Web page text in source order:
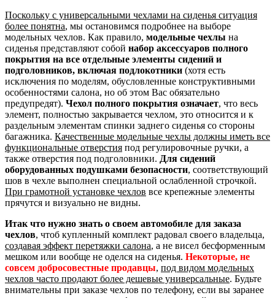
Поскольку с универсальными чехлами на сиденья ситуация
более понятна, мы остановимся подробнее на выборе
модельных чехлов. Как правило, модельные чехлы на
сиденья представляют собой набор аксессуаров полного
покрытия на все отдельные элементы сидений и
подголовников, включая подлокотники (хотя есть
исключения по моделям, обусловленные конструктивными
особенностями салона, но об этом Вас обязательно
предупредят). Чехол полного покрытия означает, что весь
элемент, полностью закрывается чехлом, это относится и к
раздельным элементам спинки заднего сиденья со стороны
багажника. Качественные модельные чехлы должны иметь все
функциональные отверстия под регулировочные ручки, а
также отверстия под подголовники. Для сидений
оборудованных подушками безопасности, соответствующий
шов в чехле выполнен специальной ослабленной строчкой.
При грамотной установке чехлов все крепежные элементы
прячутся и визуально не видны.
Итак что нужно знать о своем автомобиле для заказа
чехлов, чтоб купленный комплект радовал своего владельца,
создавая эффект перетяжки салона, а не висел бесформенным
мешком или вообще не оделся на сиденья. Некоторые, не
совсем добросовестные продавцы, под видом модельных
чехлов часто продают более дешевые универсальные. Будьте
внимательны при заказе чехлов по телефону, если вы заранее